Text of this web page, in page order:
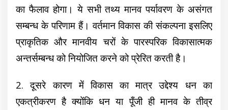
का फैलाव होगा। ये सभी तथ्य मानव पर्यावरण के असंगत
सम्बन्ध के परिणाम हैं। वर्तमान विकास की संकल्पना इसलिए
प्राकृतिक और मानवीय चरों के पारस्परिक विकासात्मक
अन्तर्सम्बन्ध को नियोजित करने को प्रेरित करती है।
2. दूसरे कारण में विकास का मात्र उद्देश्य धन का
एकत्रीकरण है क्योंकि धन या पूँजी ही मानव के तीव्र